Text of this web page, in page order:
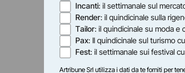
Incanti: il settimanale sul
Render: il quindicinale sulla
Tailor: il quindicinale su moda e
Pax: Il quindicinale sul turismo
Fest: il settimanale sui festival
Artribune Srl utilizza i dati da te forniti per